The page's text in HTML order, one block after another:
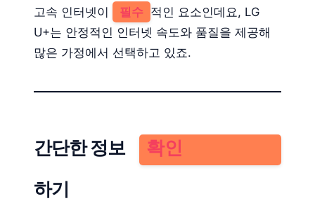
고속 인터넷이
필수 적인 요소인데요, LG
U+는 안정적인 인터넷 속도와 품질을 제공해
많은 가정에서 선택하고 있죠.
간단한 정보
확인
하기